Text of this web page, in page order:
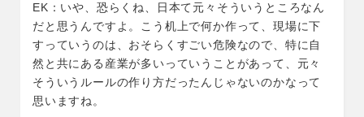
EK：いや、恐らくね、日本て元々そういうところなん
だと思うんですよ。こう机上で何か作って、現場に下
すっていうのは、おそらくすごい危険なので、特に自
然と共にある産業が多いっていうことがあって、元々
そういうルールの作り方だったんじゃないのかなって
思いますね。